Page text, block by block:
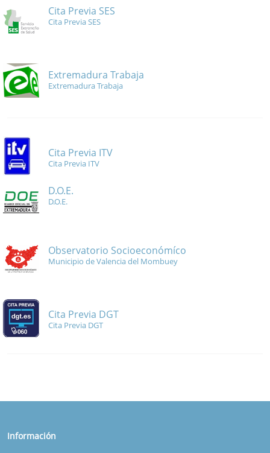
Cita Previa SES
Cita Previa SES
Extremadura Trabaja
Extremadura Trabaja
Cita Previa ITV
Cita Previa ITV
D.O.E.
D.O.E.
Observatorio Socioeconómíco
Municipio de Valencia del Mombuey
Cita Previa DGT
Cita Previa DGT
Información